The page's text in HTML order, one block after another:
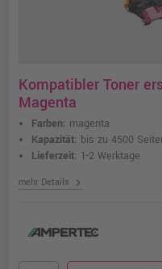
Kompatibler Toner
Magenta
Farben: magenta
Kapazität: bis zu 4500
Lieferzeit: 1-2 Werktage
mehr Details chevron_right